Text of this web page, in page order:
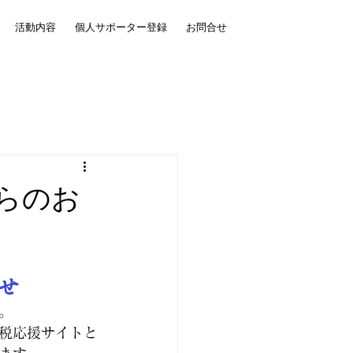
活動内容 個人サポーター登録 お問合せ
のお
応援サイトと